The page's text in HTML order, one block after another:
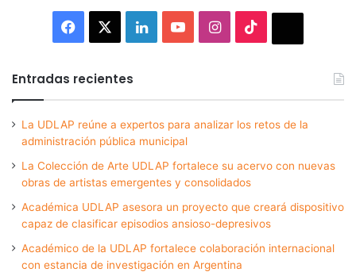
Facebook LinkedInYouTubeInstagram
Entradas recientes
La UDLAP reúne a expertos para analizar los retos de la
administración pública municipal
La Colección de Arte UDLAP fortalece su acervo con nuevas
obras de artistas emergentes y consolidados
Académica UDLAP asesora un proyecto que creará dispositivo
capaz de clasificar episodios ansioso-depresivos
Académico de la UDLAP fortalece colaboración internacional
con estancia de investigación en Argentina